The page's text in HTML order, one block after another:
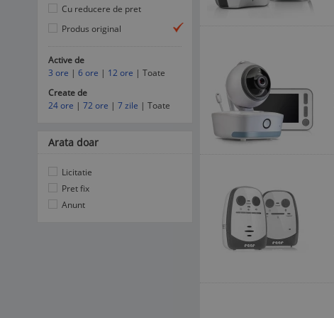
Cu reducere de pret
Produs original
Active de
3 ore | 6 ore | 12 ore | Toate
Create de
24 ore | 72 ore | 7 zile | Toate
Arata doar
Licitatie
Pret fix
Anunt